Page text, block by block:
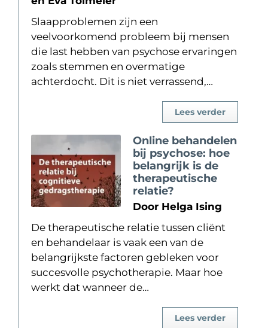
Slaapproblemen zijn een
veelvoorkomend probleem bij mensen
die last hebben van psychose ervaringen
zoals stemmen en overmatige
achterdocht. Dit is niet verrassend,…
Lees verder
Online behandelen
bij psychose: hoe
belangrijk is de
therapeutische
relatie?
Door Helga Ising
De therapeutische relatie tussen cliënt
en behandelaar is vaak een van de
belangrijkste factoren gebleken voor
succesvolle psychotherapie. Maar hoe
werkt dat wanneer de…
Lees verder